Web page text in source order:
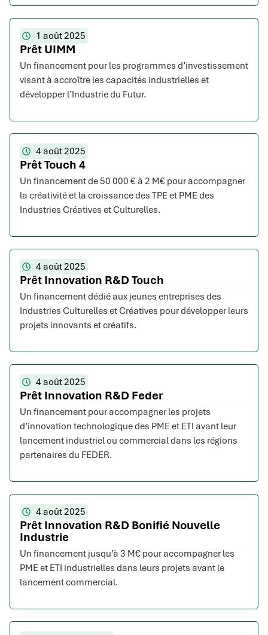
1 août 2025
Prêt UIMM
Un financement pour les programmes d’investissement
visant à accroître les capacités industrielles et
développer l’Industrie du Futur.
4 août 2025
Prêt Touch 4
Un financement de 50 000 € à 2 M€ pour accompagner
la créativité et la croissance des TPE et PME des
Industries Créatives et Culturelles.
4 août 2025
Prêt Innovation R&D Touch
Un financement dédié aux jeunes entreprises des
Industries Culturelles et Créatives pour développer leurs
projets innovants et créatifs.
4 août 2025
Prêt Innovation R&D Feder
Un financement pour accompagner les projets
d’innovation technologique des PME et ETI avant leur
lancement industriel ou commercial dans les régions
partenaires du FEDER.
4 août 2025
Prêt Innovation R&D Bonifié Nouvelle
Industrie
Un financement jusqu’à 3 M€ pour accompagner les
PME et ETI industrielles dans leurs projets avant le
lancement commercial.